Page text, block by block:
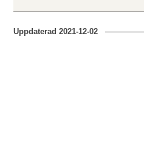
Uppdaterad2021-12-02